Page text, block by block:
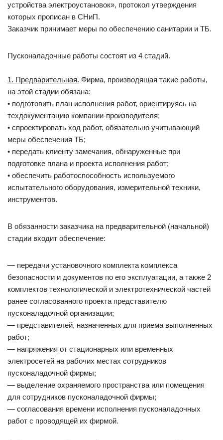
устройства электроустановок», протокол утверждения
которых прописан в СНиП.
Заказчик принимает меры по обеспечению санитарии и ТБ.
Пусконаладочные работы состоят из 4 стадий.
1. Предварительная. Фирма, производящая такие работы,
на этой стадии обязана:
• подготовить план исполнения работ, ориентируясь на
техдокументацию компании-производителя;
• спроектировать ход работ, обязательно учитывающий
меры обеспечения ТБ;
• передать клиенту замечания, обнаруженные при
подготовке плана и проекта исполнения работ;
• обеспечить работоспособность используемого
испытательного оборудования, измерительной техники,
инструментов.
В обязанности заказчика на предварительной (начальной)
стадии входит обеспечение:
— передачи установочного комплекта комплекса
безопасности и документов по его эксплуатации, а также 2
комплектов технологической и электротехнической частей
ранее согласованного проекта представителю
пусконаладочной организации;
— представителей, назначенных для приема выполненных
работ;
— напряжения от стационарных или временных
электросетей на рабочих местах сотрудников
пусконаладочной фирмы;
— выделение охраняемого пространства или помещения
для сотрудников пусконаладочной фирмы;
— согласования времени исполнения пусконаладочных
работ с проводящей их фирмой.